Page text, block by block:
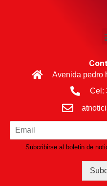
Avenida pedro
Cel:
Subcribirse al boletin de